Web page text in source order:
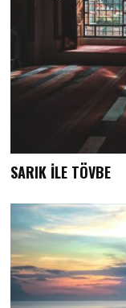
SARIK İLE TÖVBE